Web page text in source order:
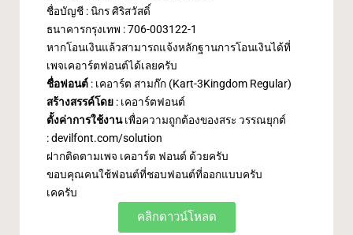
ชื่อบัญชี : นิกร ศิริสวัสดิ์
ธนาคารกรุงเทพ : 706-003122-1
หากโอนเงินแล้วสามารถแจ้งหลักฐานการโอนเงินได้ที่
เพจเคอาร์ตฟอนต์ได้เลยครับ
ชื่อฟอนต์ : เคอาร์ต สามก๊ก (Kart-3Kingdom Regular)
สร้างสรรค์โดย : เคอาร์ตฟอนต์
ตั้งค่าการใช้งานเพื่อความถูกต้องของสระ วรรณยุกต์
:devilfont.com/solution
ฝากติดตามเพจ เคอาร์ต ฟอนต์ ด้วยครับ
ขอบคุณคนใช้ฟอนต์ที่ชอบฟอนต์ที่ออกแบบครับ
เคครับ
คลิกดาวน์โหลด